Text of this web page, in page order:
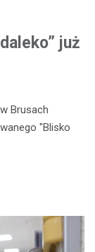
już
Brusach
"Blisko